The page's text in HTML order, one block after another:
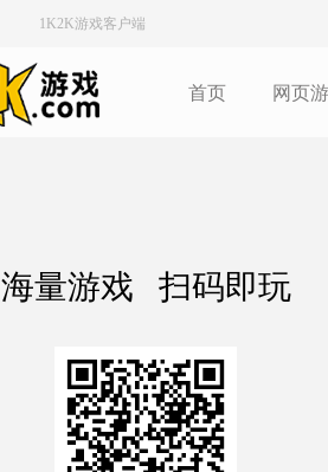
1K2K游戏客户端
首页 网页
海量游戏 扫码即玩